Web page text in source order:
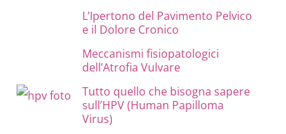
L’Ipertono del Pavimento Pelvico
e il Dolore Cronico
Meccanismi fisiopatologici
dell’Atrofia Vulvare
Tutto quello che bisogna sapere
sull’HPV (Human Papilloma
Virus)